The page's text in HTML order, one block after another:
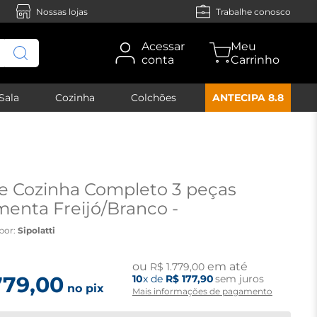
Nossas lojas Trabalhe conosco
Acessar
conta
Cozinha Colchões ANTECIPA 8.8
Cozinha Completo 3 peças
Freijó/Branco -
Sipolatti
,00no pix
ou R$ 1.779,00em até
10x de R$ 177,90sem juros
Mais informações de pagamento